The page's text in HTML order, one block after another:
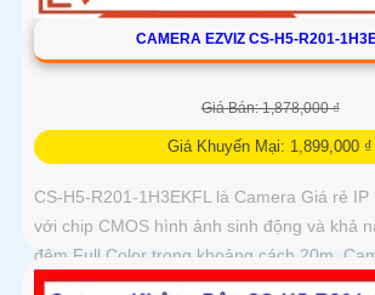
CAMERA EZVIZ CS-H5-R201-
Giá Bán: 1,878,000 ₫
Giá Khuyến Mại: 1,899,000 ₫
CS-H5-R201-1H3EKFL là Camera Giá rẻ
với chip CMOS hình ảnh sinh động và khả
đêm Full Color trong khoảng cách 20m.
hiệu quả giá rẻ và tiết kiệm có độ phân giải